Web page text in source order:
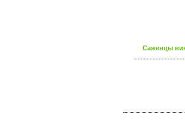
Саженцы